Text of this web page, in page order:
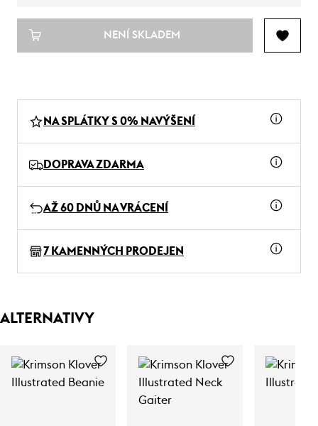
NENÍ SKLADEM
NA SPLÁTKY S 0% NAVÝŠENÍ
DOPRAVA ZDARMA
AŽ 60 DNŮ NA VRÁCENÍ
7 KAMENNÝCH PRODEJEN
ALTERNATIVY